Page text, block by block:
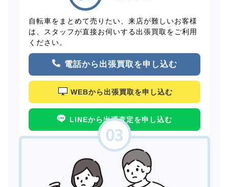
自転車をまとめて売りたい、来店が難しいお客様
は、スタッフが直接お伺いする出張買取をご利用
ください。
電話から出張買取を申し込む
WEBから出張買取を申し込む
LINEから出張査定を申し込む